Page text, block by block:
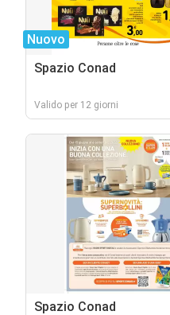
Nuovo
Spazio Conad
Valido per 12 giorni
Spazio Conad